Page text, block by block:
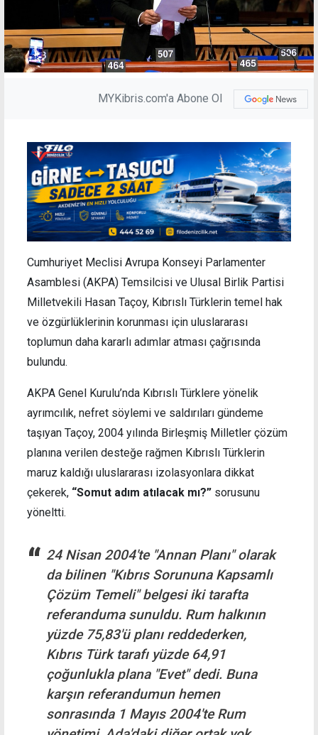
MYKibris.com'a Abone Ol
Cumhuriyet Meclisi Avrupa Konseyi Parlamenter
Asamblesi (AKPA) Temsilcisi ve Ulusal Birlik Partisi
Milletvekili Hasan Taçoy, Kıbrıslı Türklerin temel hak
ve özgürlüklerinin korunması için uluslararası
toplumun daha kararlı adımlar atması çağrısında
bulundu.
AKPA Genel Kurulu’nda Kıbrıslı Türklere yönelik
ayrımcılık, nefret söylemi ve saldırıları gündeme
taşıyan Taçoy, 2004 yılında Birleşmiş Milletler çözüm
planına verilen desteğe rağmen Kıbrıslı Türklerin
maruz kaldığı uluslararası izolasyonlara dikkat
çekerek, “Somut adım atılacak mı?” sorusunu
yöneltti.
24 Nisan 2004'te "Annan Planı" olarak
da bilinen "Kıbrıs Sorununa Kapsamlı
Çözüm Temeli" belgesi iki tarafta
referanduma sunuldu. Rum halkının
yüzde 75,83'ü planı reddederken,
Kıbrıs Türk tarafı yüzde 64,91
çoğunlukla plana "Evet" dedi. Buna
karşın referandumun hemen
sonrasında 1 Mayıs 2004'te Rum